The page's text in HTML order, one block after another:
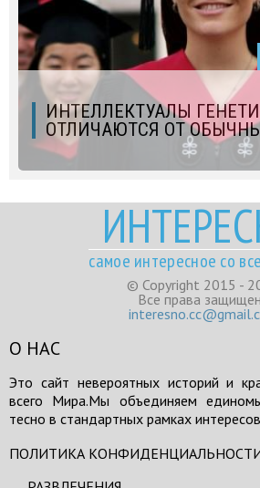
ИНТЕЛЛЕКТУАЛЫ
ОТЛИЧАЮТСЯ ОТ
самое интересное со
© Copyright 2015 -
Все права
О НАС
Это сайт невероятных историй и
всего Мира.Мы объединяем
тесно в стандартных рамках
ПОЛИТИКА